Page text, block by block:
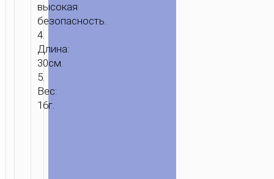
высокая
безопасность.
4.
Длина:
30см.
5.
Вес:
16г.